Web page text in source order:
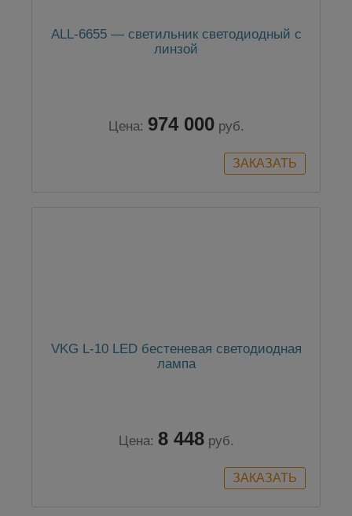
ALL-6655 — светильник светодиодный с
линзой
Цена: 974 000 руб.
VKG L-10 LED бестеневая светодиодная
лампа
Цена: 8 448 руб.